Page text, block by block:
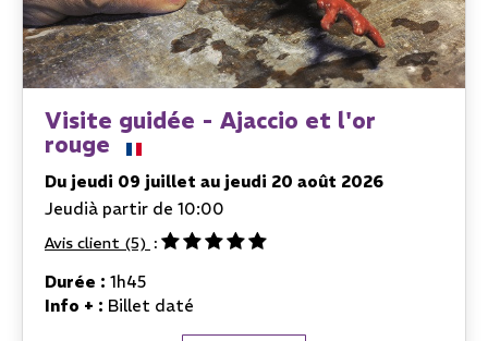
Visite guidée - Ajaccio et l'or
rouge
Du jeudi 09 juillet au jeudi 20 août 2026
Jeudià partir de 10:00
Avis client (5)
Durée : 1h45
Info + : Billet daté